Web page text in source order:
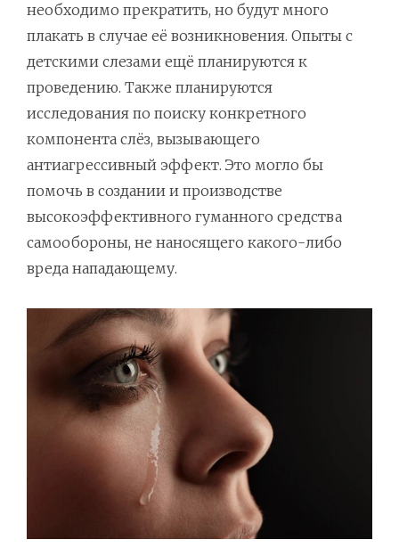
необходимо прекратить, но будут много
плакать в случае её возникновения. Опыты с
детскими слезами ещё планируются к
проведению. Также планируются
исследования по поиску конкретного
компонента слёз, вызывающего
антиагрессивный эффект. Это могло бы
помочь в создании и производстве
высокоэффективного гуманного средства
самообороны, не наносящего какого-либо
вреда нападающему.